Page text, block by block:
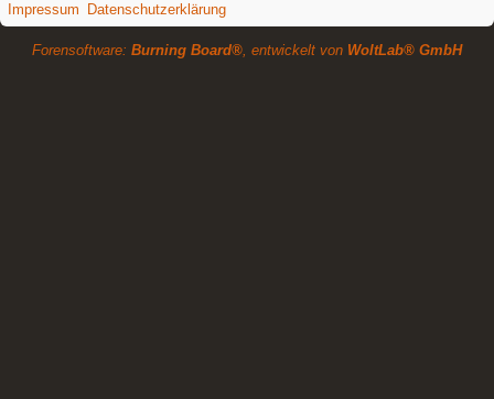
Impressum Datenschutzerklärung
Forensoftware: Burning Board®, entwickelt von WoltLab® GmbH